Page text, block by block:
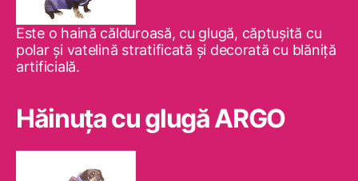
Este o haină călduroasă, cu glugă, căptuşită cu
polar şi vatelină stratificată şi decorată cu blăniţă
artificială.
Hăinuţa cu glugă ARGO